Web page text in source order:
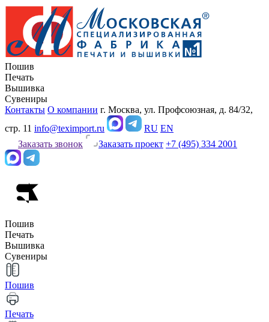
Пошив
Печать
Вышивка
Сувениры
Контакты О компании г. Москва, ул. Профсоюзная, д. 84/32,
стр. 11 info@teximport.ru RU EN
Заказать звонок
Заказать проект +7 (495) 334 2001
Пошив
Печать
Вышивка
Сувениры
Пошив
Печать